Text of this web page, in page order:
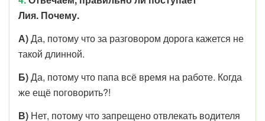
Лия. Почему.
А)Да, потому что за разговором дорога кажется не
такой длинной.
Б)Да, потому что папа всё время на работе. Когда
же ещё поговорить?!
В) Нет, потому что запрещено отвлекать водителя